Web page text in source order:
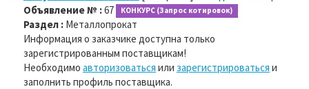
Объявление № :67 КОНКУРС (Запрос котировок)
Раздел : Металлопрокат
Информация о заказчике доступна только
зарегистрированным поставщикам!
Необходимо авторизоваться или зарегистрироваться и
заполнить профиль поставщика.